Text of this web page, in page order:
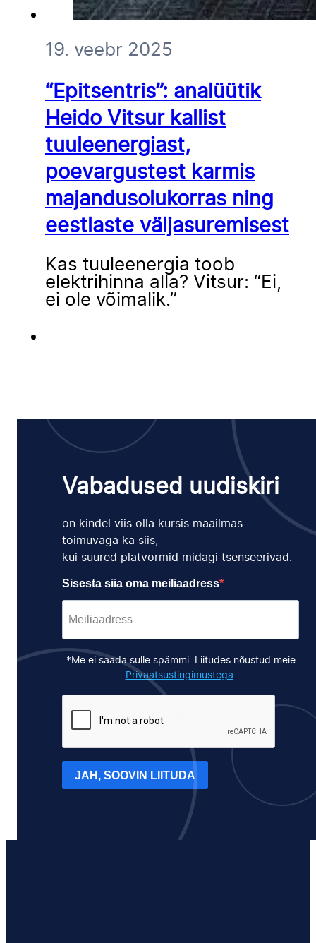
19. veebr 2025
“Epitsentris”: analüütik
Heido Vitsur kallist
tuuleenergiast,
poevargustest karmis
majandusolukorras ning
eestlaste väljasuremisest
Kas tuuleenergia toob
elektrihinna alla? Vitsur: “Ei,
ei ole võimalik.”
Vabadused uudiskiri
on kindel viis olla kursis maailmas
toimuvaga ka siis,
kui suured platvormid midagi tsenseerivad.
Sisesta siia oma meiliaadress
*Me ei saada sulle spämmi. Liitudes nõustud meie
Privaatsustingimustega.
JAH, SOOVIN LIITUDA